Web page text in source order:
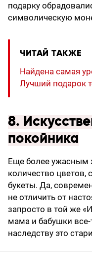
подарку
символическую
ЧИТАЙ ТАКЖЕ
Найдена самая
Лучший подарок
8.
покойника
Еще более ужасным
количество цветов,
букеты. Да,
не отличить от
запросто в той же
мама и бабушки
наследству это